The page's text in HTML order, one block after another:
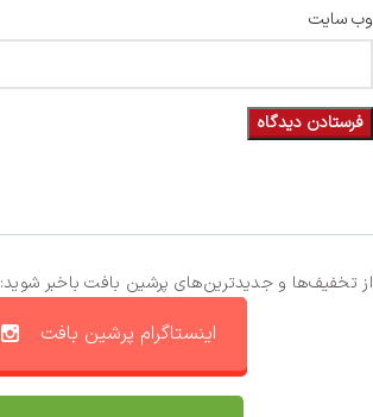
وب‌ سایت
از تخفیف‌ها و جدیدترین‌های پرشین بافت باخبر شوید:
اینستاگرام پرشین بافت